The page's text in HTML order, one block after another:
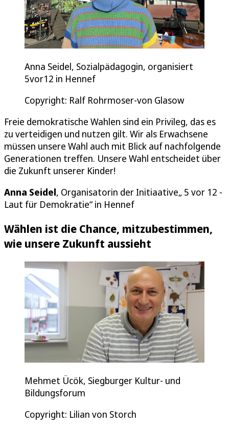
Anna Seidel, Sozialpädagogin, organisiert
5vor12 in Hennef
Copyright: Ralf Rohrmoser-von Glasow
Freie demokratische Wahlen sind ein Privileg, das es
zu verteidigen und nutzen gilt. Wir als Erwachsene
müssen unsere Wahl auch mit Blick auf nachfolgende
Generationen treffen. Unsere Wahl entscheidet über
die Zukunft unserer Kinder!
Anna Seidel, Organisatorin der Initiaative„ 5 vor 12 -
Laut für Demokratie“ in Hennef
Wählen ist die Chance, mitzubestimmen,
wie unsere Zukunft aussieht
Mehmet Ücök, Siegburger Kultur- und
Bildungsforum
Copyright: Lilian von Storch